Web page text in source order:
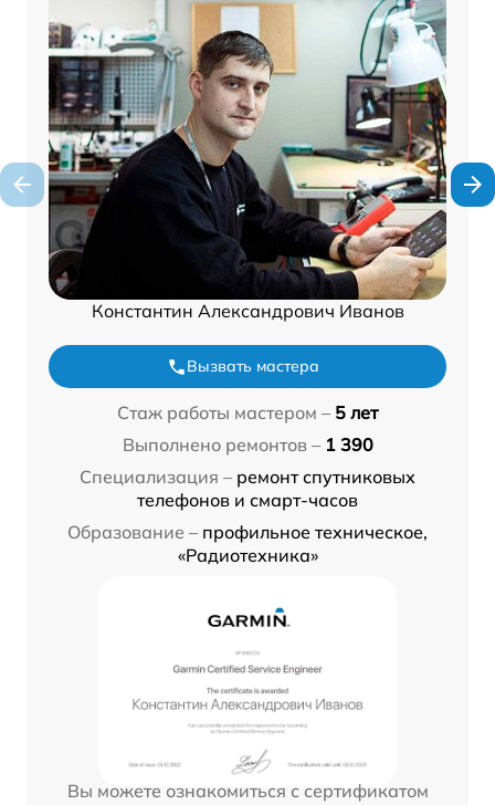
Константин Александрович Иванов
Вызвать мастера
Стаж работы мастером – 5 лет
Выполнено ремонтов – 1 390
Специализация – ремонт спутниковых
телефонов и смарт-часов
Образование – профильное техническое,
«Радиотехника»
Вы можете ознакомиться с сертификатом